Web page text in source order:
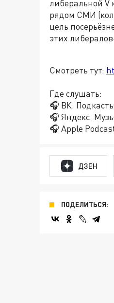
либеральной V
рядом СМИ
цель
этих
Смотреть тут:
Где слушать:
🎧 ВК.
🎧 Яндекс.
🎧 Apple
ДЗЕН
ПОДЕЛИТЬСЯ: